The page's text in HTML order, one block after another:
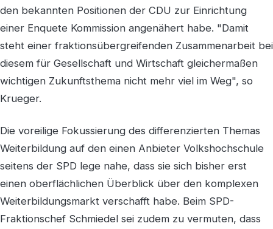
den bekannten Positionen der CDU zur Einrichtung
einer Enquete Kommission angenähert habe. "Damit
steht einer fraktionsübergreifenden Zusammenarbeit bei
diesem für Gesellschaft und Wirtschaft gleichermaßen
wichtigen Zukunftsthema nicht mehr viel im Weg", so
Krueger.
Die voreilige Fokussierung des differenzierten Themas
Weiterbildung auf den einen Anbieter Volkshochschule
seitens der SPD lege nahe, dass sie sich bisher erst
einen oberflächlichen Überblick über den komplexen
Weiterbildungsmarkt verschafft habe. Beim SPD-
Fraktionschef Schmiedel sei zudem zu vermuten, dass